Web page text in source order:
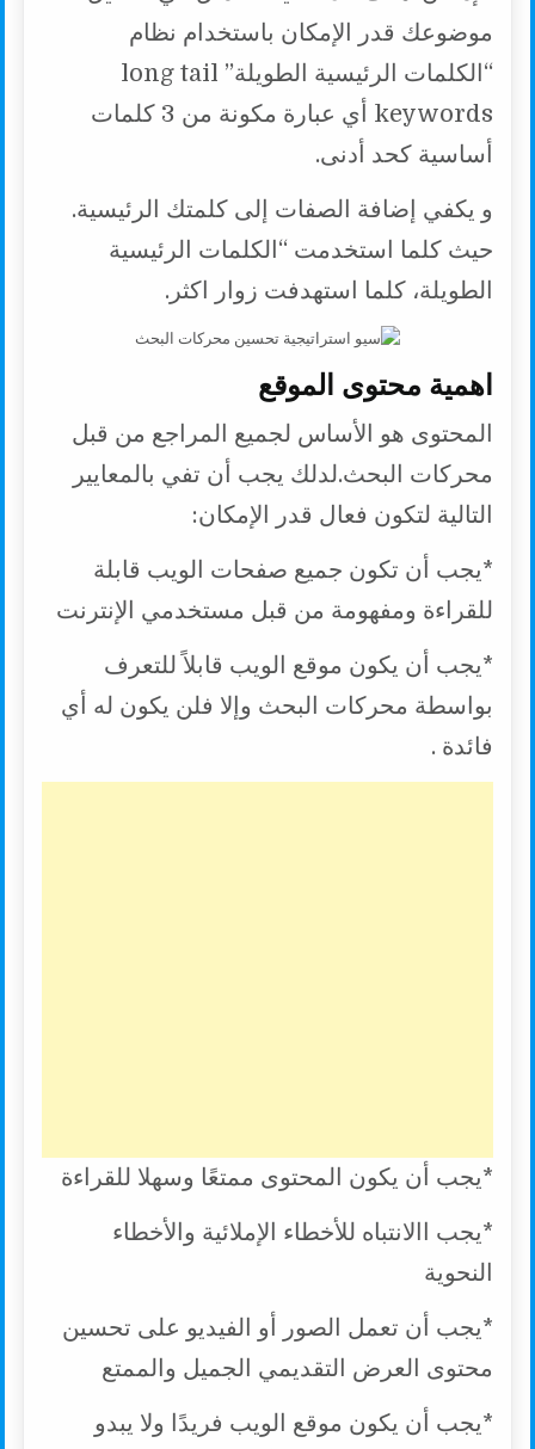
موضوعك قدر الإمكان باستخدام نظام
“الكلمات الرئيسية الطويلة” long tail
keywords أي عبارة مكونة من 3 كلمات
أساسية كحد أدنى.
و يكفي إضافة الصفات إلى كلمتك الرئيسية.
حيث كلما استخدمت “الكلمات الرئيسية
الطويلة، كلما استهدفت زوار اكثر.
اهمية محتوى الموقع
المحتوى هو الأساس لجميع المراجع من قبل
محركات البحث.لدلك يجب أن تفي بالمعايير
التالية لتكون فعال قدر الإمكان:
*يجب أن تكون جميع صفحات الويب قابلة
للقراءة ومفهومة من قبل مستخدمي الإنترنت
*يجب أن يكون موقع الويب قابلاً للتعرف
بواسطة محركات البحث وإلا فلن يكون له أي
فائدة .
*يجب أن يكون المحتوى ممتعًا وسهلا للقراءة
*يجب االانتباه للأخطاء الإملائية والأخطاء
النحوية
*يجب أن تعمل الصور أو الفيديو على تحسين
محتوى العرض التقديمي الجميل والممتع
*يجب أن يكون موقع الويب فريدًا ولا يبدو